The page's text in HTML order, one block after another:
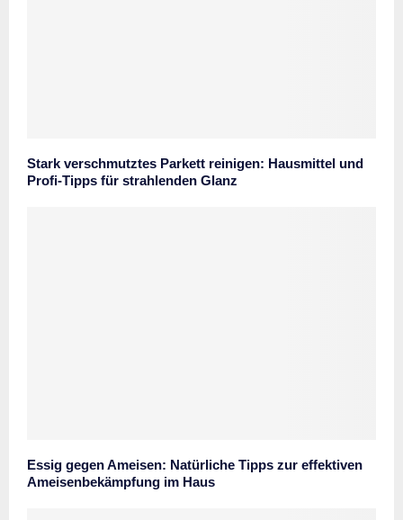
Stark verschmutztes Parkett reinigen: Hausmittel und
Profi-Tipps für strahlenden Glanz
Essig gegen Ameisen: Natürliche Tipps zur effektiven
Ameisenbekämpfung im Haus